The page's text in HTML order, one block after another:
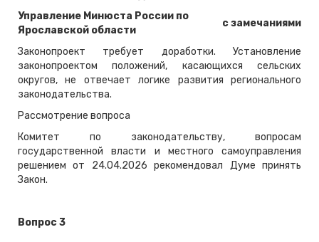
Управление Минюста России по
Ярославской области
с замечаниями
Законопроект требует доработки. Установление
законопроектом положений, касающихся сельских
округов, не отвечает логике развития регионального
законодательства.
Рассмотрение вопроса
Комитет по законодательству, вопросам
государственной власти и местного самоуправления
решением от 24.04.2026 рекомендовал Думе принять
Закон.
Вопрос 3